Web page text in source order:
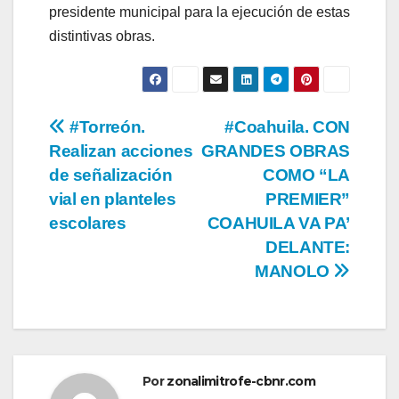
presidente municipal para la ejecución de estas
distintivas obras.
Navegación
de
entradas
#Coahuila. CON
GRANDES OBRAS
COMO “LA
PREMIER”
COAHUILA VA PA’
DELANTE:
MANOLO
#Torreón.
Realizan acciones
de señalización
vial en planteles
escolares
Porzonalimitrofe-cbnr.com